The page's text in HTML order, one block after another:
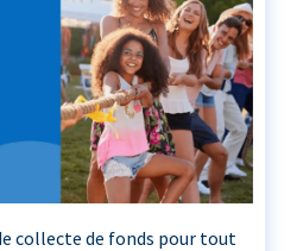
collecte de fonds pour tout